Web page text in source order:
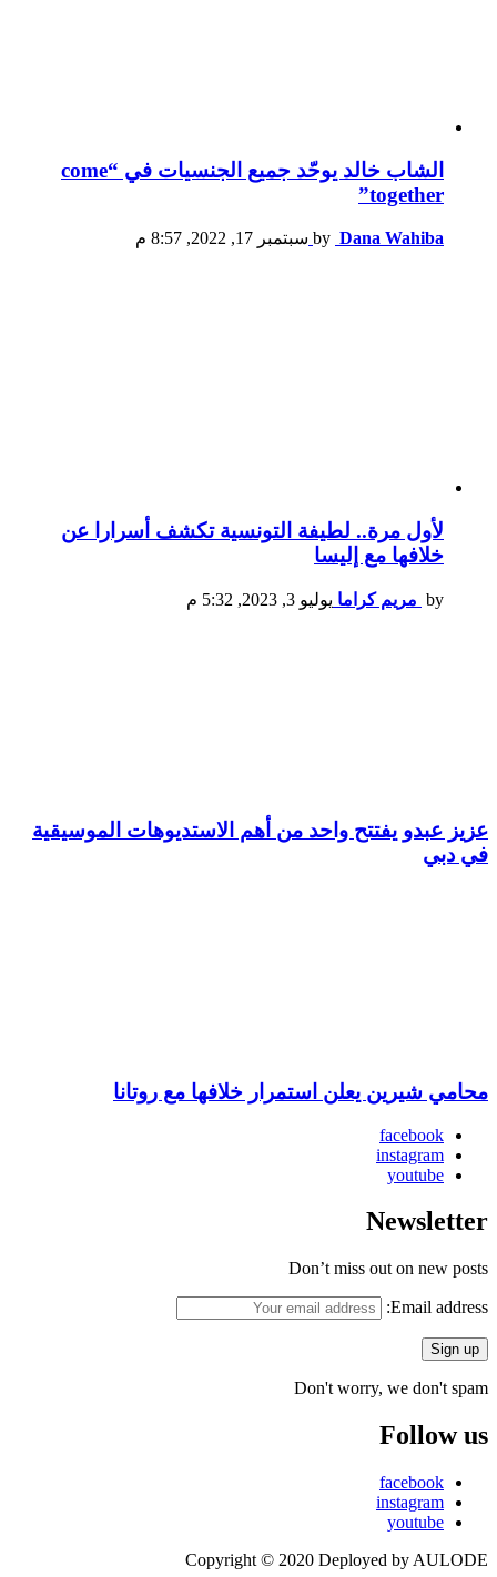
الشاب خالد يوحّد جميع الجنسيات في “come
together”
by Dana Wahiba سبتمبر 17, 2022, 8:57 م
لأول مرة.. لطيفة التونسية تكشف أسرارا عن
خلافها مع إليسا
by مريم كراما يوليو 3, 2023, 5:32 م
عزيز عبدو يفتتح واحد من أهم الاستديوهات الموسيقية
في دبي
محامي شيرين يعلن استمرار خلافها مع روتانا
facebook
instagram
youtube
Newsletter
Don’t miss out on new posts
Email address:
Don't worry, we don't spam
Follow us
facebook
instagram
youtube
Copyright © 2020 Deployed by AULODE